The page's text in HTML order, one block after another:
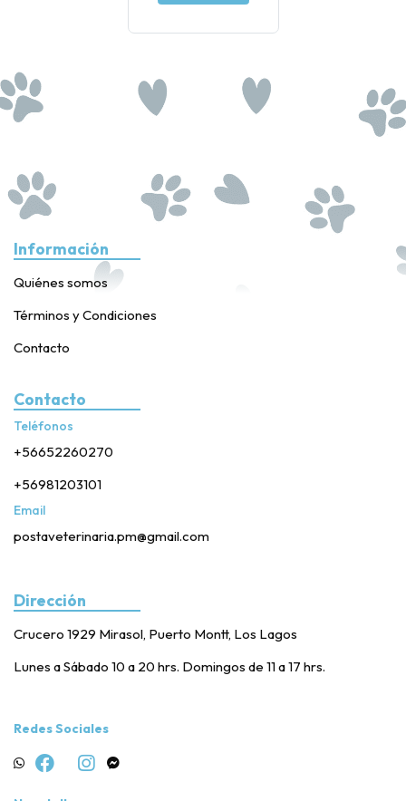
Información
Quiénes somos
Términos y Condiciones
Contacto
Contacto
Teléfonos
+56652260270
+56981203101
Email
postaveterinaria.pm@gmail.com
Dirección
Crucero 1929 Mirasol, Puerto Montt, Los Lagos
Lunes a Sábado 10 a 20 hrs. Domingos de 11 a 17 hrs.
Redes Sociales